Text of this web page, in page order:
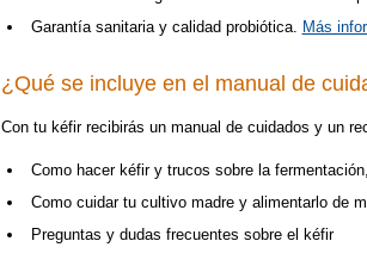
Garantía sanitaria y calidad probiótica.
Más
¿Qué se incluye en el manual de
Con tu kéfir recibirás un manual de cuidados y un
Como hacer kéfir y trucos sobre la
Como cuidar tu cultivo madre y alimentarlo de
Preguntas y dudas frecuentes sobre el kéfir